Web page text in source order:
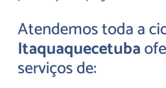
Atendemos toda a
Itaquaquecetuba
serviços de: